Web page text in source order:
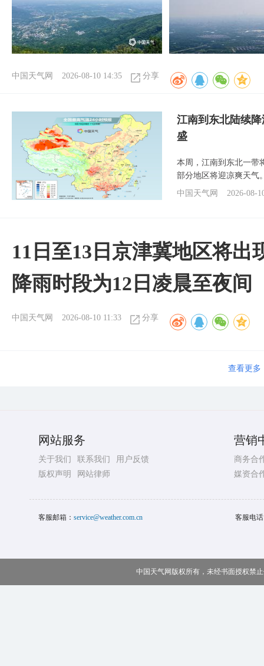
中国天气网 2026-08-10 14:35 分享
江南到东北陆续
盛
本周，江南到东北一带
部分地区将迎凉爽天气
中国天气网
2026-08-
11日至13日京津冀地区将出
降雨时段为12日凌晨至夜间
中国天气网 2026-08-10 11:33 分享
查看更多
网站服务
关于我们 联系我们
用户反馈
版权声明
网站律师
营销
商务合
媒资合
客服邮箱： service@weather.com.cn 客服电
中国天气网版权所有，未经书面授权